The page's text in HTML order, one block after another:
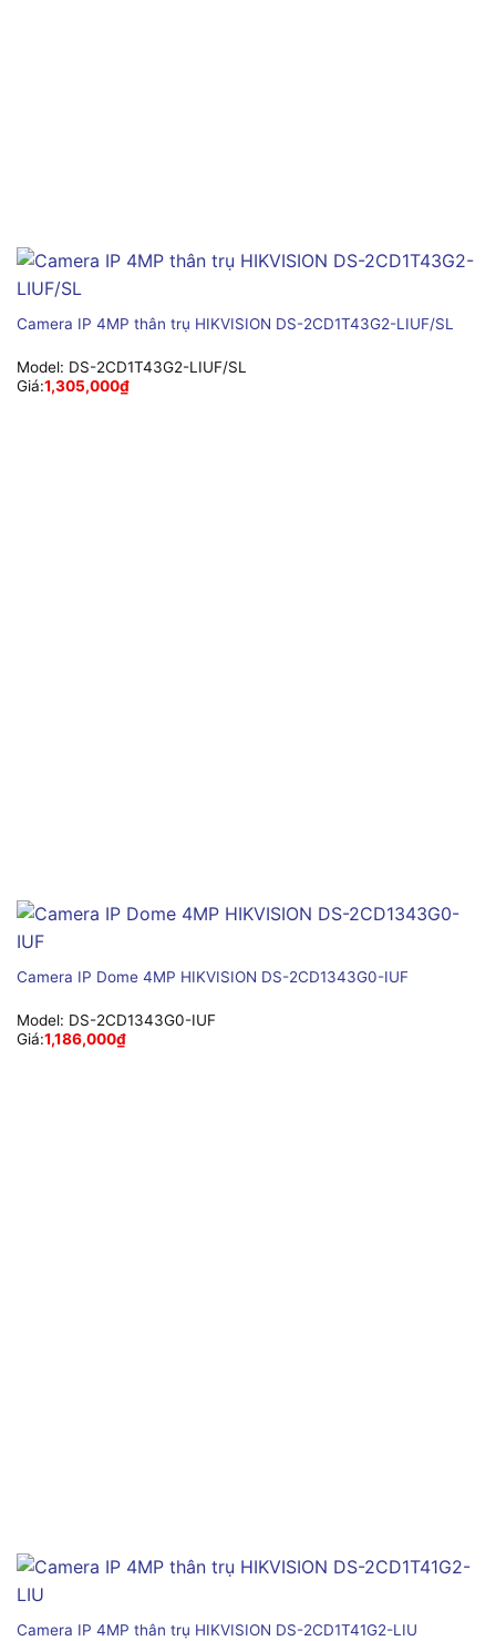
Camera IP 4MP thân trụ HIKVISION DS-2CD1T43G2-LIUF/SL
Model: DS-2CD1T43G2-LIUF/SL
Giá:1,305,000₫
Camera IP Dome 4MP HIKVISION DS-2CD1343G0-IUF
Model: DS-2CD1343G0-IUF
Giá:1,186,000₫
Camera IP 4MP thân trụ HIKVISION DS-2CD1T41G2-LIU